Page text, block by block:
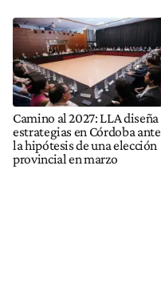
Camino al 2027: LLA diseña
estrategias en Córdoba ante
la hipótesis de una elección
provincial en marzo